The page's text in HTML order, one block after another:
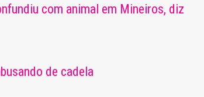
com animal em Mineiros, diz
de cadela